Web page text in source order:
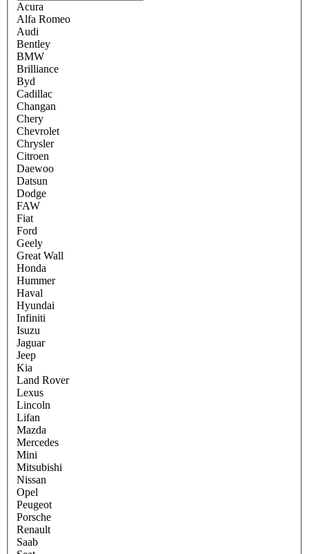
Acura
Alfa Romeo
Audi
Bentley
BMW
Brilliance
Byd
Cadillac
Changan
Chery
Chevrolet
Chrysler
Citroen
Daewoo
Datsun
Dodge
FAW
Fiat
Ford
Geely
Great Wall
Honda
Hummer
Haval
Hyundai
Infiniti
Isuzu
Jaguar
Jeep
Kia
Land Rover
Lexus
Lincoln
Lifan
Mazda
Mercedes
Mini
Mitsubishi
Nissan
Opel
Peugeot
Porsche
Renault
Saab